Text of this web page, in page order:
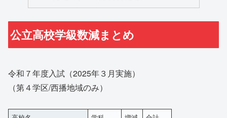
公立高校学級数減まとめ
令和７年度入試（2025年３月実施）
（第４学区/西播地域のみ）